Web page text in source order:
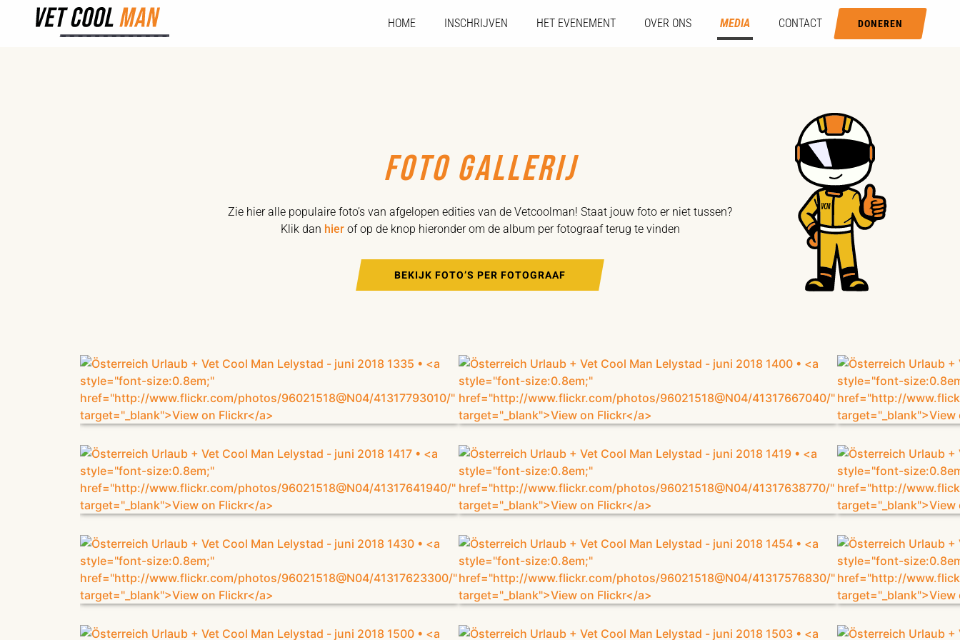
HOME INSCHRIJVEN HET EVENEMENT OVER ONS MEDIA CONTACT DONEREN
FOTO GALLERIJ
Zie hier alle populaire foto’s van afgelopen edities van de Vetcoolman! Staat jouw foto er niet tussen?
Klik dan hierof op de knop hieronder om de album per fotograaf terug te vinden
BEKIJK FOTO’S PER FOTOGRAAF